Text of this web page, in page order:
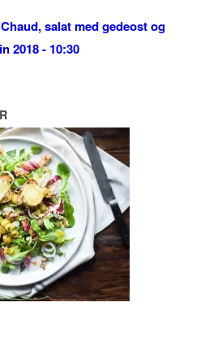
salat med gedeost og
2018 - 10:30